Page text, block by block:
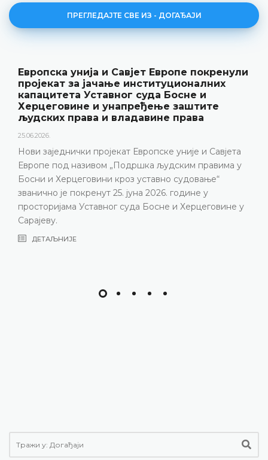
ПРЕГЛЕДАЈТЕ СВЕ ИЗ - ДОГАЂАЈИ
Европска унија и Савјет Европе покренули
пројекат за јачање институционалних
капацитета Уставног суда Босне и
Херцеговине и унапређење заштите
људских права и владавине права
25.06.2026.
Нови заједнички пројекат Европске уније и Савјета
Европе под називом „Подршка људским правима у
Босни и Херцеговини кроз уставно судовање“
званично је покренут 25. јуна 2026. године у
просторијама Уставног суда Босне и Херцеговине у
Сарајеву.
ДЕТАЉНИЈЕ